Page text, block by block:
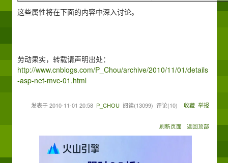
这些属性将在下面的内容中深入讨论。
劳动果实，转载请声明出处：
http://www.cnblogs.com/P_Chou/archive/2010/11/01/details
-asp-net-mvc-01.html
发表于2010-11-01 20:58 P_CHOU 阅读(13099) 评论(10) 收藏 举报
刷新页面 返回顶部